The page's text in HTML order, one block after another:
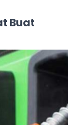
Buat